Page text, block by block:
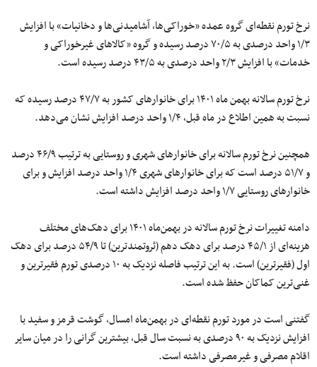
نرخ تورم نقطه‌ای گروه عمده «خوراکی‌ها، آشامیدنی‌ها و دخانیات» با افزایش
۱/۳ واحد درصدی به ۷۰/۵ درصد رسیده و گروه «کالاهای غیرخوراکی و
خدمات» با افزایش ۲/۳ واحد درصدی به ۴۳/۵ درصد رسیده است.
نرخ تورم سالانه بهمن ماه ۱۴۰۱ برای خانوارهای کشور به ۴۷/۷ درصد رسیده که
نسبت به همین اطلاع در ماه قبل، ۱/۴ واحد درصد افزایش نشان می‌دهد.
همچنین نرخ تورم سالانه برای خانوارهای شهری و روستایی به ترتیب ۴۶/۹ درصد
و ۵۱/۷ درصد است که برای خانوارهای شهری ۱/۴ واحد درصد افزایش و برای
خانوارهای روستایی ۱/۷ واحد درصد افزایش داشته است.
دامنه تغییرات نرخ تورم سالانه در بهمن‌ماه ۱۴۰۱ برای دهک‌های مختلف
هزینه‌ای از ۴۵/۱ درصد برای دهک دهم (ثروتمندترین) تا ۵۴/۹ درصد برای دهک
اول (فقیرترین) است. به این ترتیب فاصله نزدیک به ۱۰ درصدی تورم فقیرترین و
غنی‌ترین کماکان حفظ شده است.
گفتنی است در مورد تورم نقطه‌ای در بهمن‌ماه امسال، گوشت قرمز و سفید با
افزایش نزدیک به ۹۰ درصدی به نسبت سال قبل، بیشترین گرانی را در میان سایر
اقلام مصرفی و غیرمصرفی داشته است.